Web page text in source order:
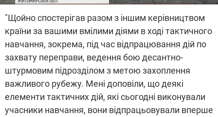
"Щойно спостерігав разом з іншим керівництвом
країни за вашими вмілими діями в ході тактичного
навчання, зокрема, під час відпрацювання дій по
захвату переправи, ведення бою десантно-
штурмовим підрозділом з метою захоплення
важливого рубежу. Мені доповіли, що деякі
елементи тактичних дій, які сьогодні виконували
учасники навчання, вони відпрацьовували вперше